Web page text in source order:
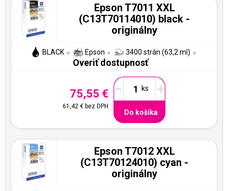
Epson T7011 XXL
(C13T70114010) black -
originálny
BLACK Epson 3400 strán (63,2 ml)
Overiť dostupnosť
75,55 €
61,42 € bez DPH
- +
Do košíka
Epson T7012 XXL
(C13T70124010) cyan -
originálny